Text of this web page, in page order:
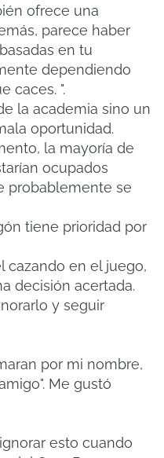
ofrece una
parece haber
en tu
dependiendo
caces. ".
la academia sino un
oportunidad.
la mayoría de
ocupados
probablemente se
tiene prioridad por
cazando en el juego,
decisión acertada.
y seguir
por mi nombre,
Me gustó
esto cuando